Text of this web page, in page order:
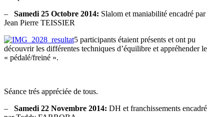
– Samedi 25 Octobre 2014: Slalom et maniabilité encadré par
Jean Pierre TEISSIER
5 participants étaient présents et ont pu
découvrir les différentes techniques d’équilibre et appréhender le
« pédalé/freiné ».
Séance trés appréciée de tous.
– Samedi 22 Novembre 2014: DH et franchissements encadré